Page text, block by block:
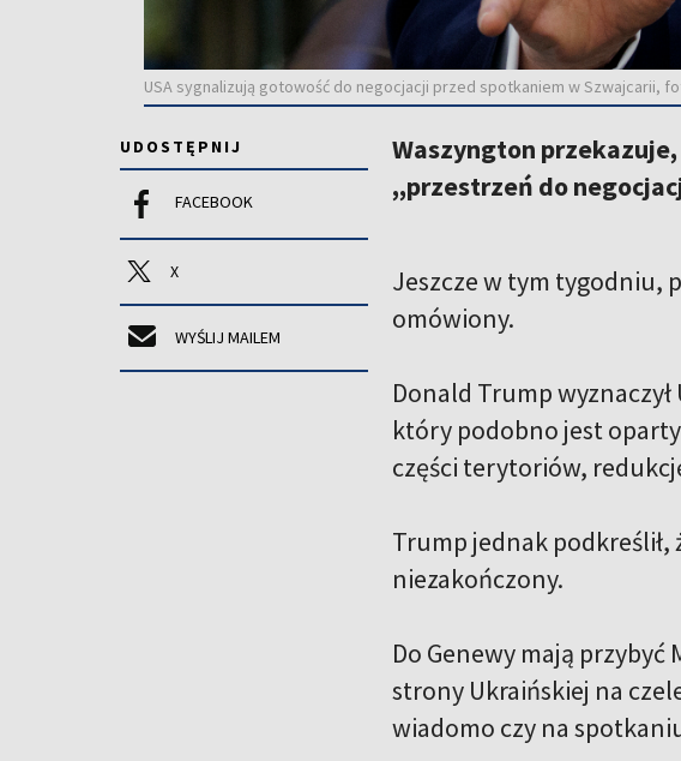
USA sygnalizują gotowość do negocjacji przed spotkaniem w Szwajcarii,
UDOSTĘPNIJ
FACEBOOK
X
WYŚLIJ MAILEM
Waszyngton
,,przestrzeń do
Jeszcze w tym tygodniu,
omówiony.
Donald Trump
który podobno jest
części terytoriów,
Trump jednak podkreślił,
niezakończony.
Do Genewy mają
strony Ukraińskiej na
wiadomo czy na